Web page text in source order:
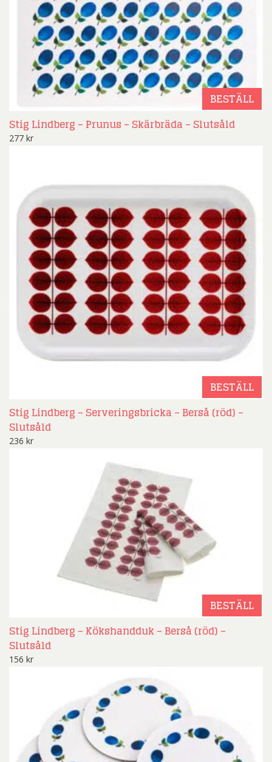
BESTÄLL
Stig Lindberg – Prunus – Skärbräda – Slutsåld
277 kr
BESTÄLL
Stig Lindberg – Serveringsbricka – Berså (röd) –
Slutsåld
236 kr
BESTÄLL
Stig Lindberg – Kökshandduk – Berså (röd) –
Slutsåld
156 kr